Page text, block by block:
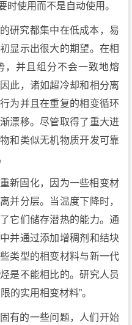
时使用而不是自动使用。
研究都集中在低成本，易
显示出很大的期望。在相
，并且组分不会一致地熔
此，诸如超冷却和相分离
为并且在重复的相变循环
漂移。尽管取得了重大进
和类似无机物质开发可靠
新固化，因为一些相变材
并分层。当温度下降时，
它们储存潜热的能力。通
并通过添加增稠剂和结块
类型的相变材料与新一代
是不能相比的。研究人员
的实用相变材料”。
有的一些问题，人们开始